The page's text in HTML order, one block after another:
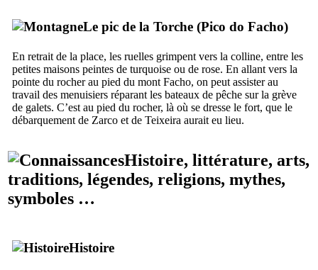
Le pic de la Torche (Pico do Facho)
En retrait de la place, les ruelles grimpent vers la colline, entre les
petites maisons peintes de turquoise ou de rose. En allant vers la
pointe du rocher au pied du mont Facho, on peut assister au
travail des menuisiers réparant les bateaux de pêche sur la grève
de galets. C’est au pied du rocher, là où se dresse le fort, que le
débarquement de Zarco et de Teixeira aurait eu lieu.
Histoire, littérature, arts,
traditions, légendes, religions, mythes,
symboles …
Histoire